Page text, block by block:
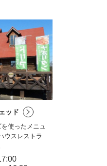
ッド
使った メニュ
ウスレストラ